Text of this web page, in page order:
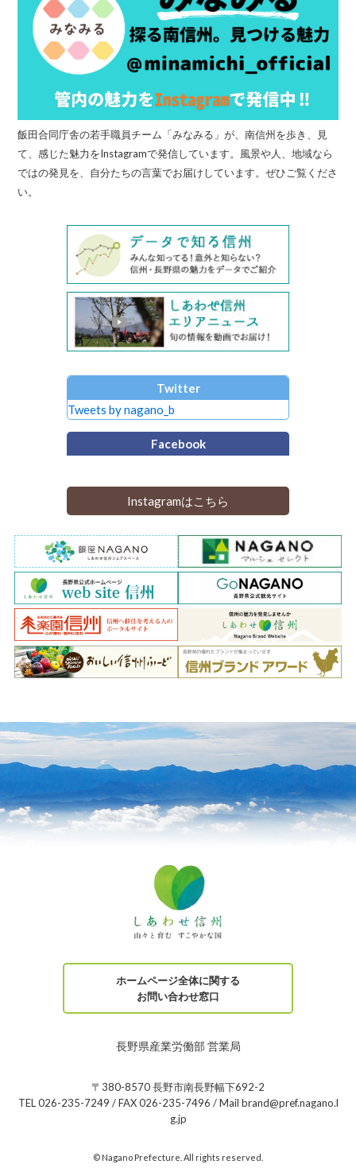
飯田合同庁舎の若手職員チーム「みなみる」が、南信州を歩き、見
て、感じた魅力をInstagramで発信しています。風景や人、地域なら
ではの発見を、自分たちの言葉でお届けしています。ぜひご覧くださ
い。
Twitter
Tweets by nagano_b
Facebook
Instagramはこちら
ホームページ全体に関する
お問い合わせ窓口
長野県産業労働部 営業局
〒380-8570 長野市南長野幅下692-2
TEL 026-235-7249 / FAX 026-235-7496 / Mail brand@pref.nagano.l
g.jp
© Nagano Prefecture. All rights reserved.